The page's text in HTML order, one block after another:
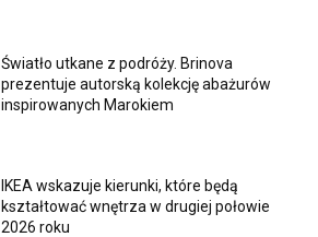
Światło utkane z podróży. Brinova
prezentuje autorską kolekcję abażurów
inspirowanych Marokiem
IKEA wskazuje kierunki, które będą
kształtować wnętrza w drugiej połowie
2026 roku